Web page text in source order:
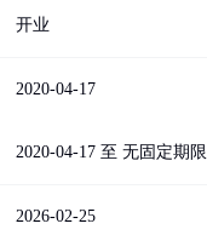
开业
2020-04-17
2020-04-17 至 无固定期限
2026-02-25